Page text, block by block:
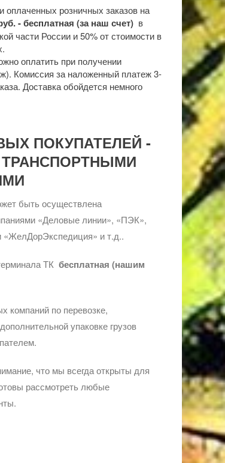
оплаченных розничных заказов на
- бесплатная (за наш счет) в
части России и 50% от стоимости в
оплатить при получении
Комиссия за наложенный платеж 3-
Доставка обойдется немного
ПОКУПАТЕЛЕЙ -
быть осуществлена
«Деловые линии», «ПЭК»,
«ЖелДорЭкспедиция» и т.д..
ТКбесплатная (нашим
компаний по перевозке,
упаковке грузов
что мы всегда открыты для
рассмотреть любые